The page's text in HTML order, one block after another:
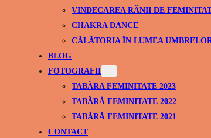
VINDECAREA RĂNII DE
CHAKRA DANCE
CĂLĂTORIA ÎN LUMEA
BLOG
FOTOGRAFII
TABĂRA FEMINITATE 2023
TABĂRĂ FEMINITATE 2022
TABĂRĂ FEMINITATE 2021
CONTACT